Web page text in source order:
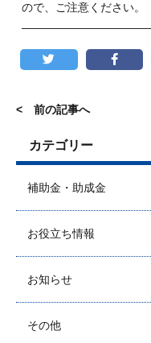
ので、ご注意ください。
< 前の記事へ
カテゴリー
補助金・助成金
お役立ち情報
お知らせ
その他